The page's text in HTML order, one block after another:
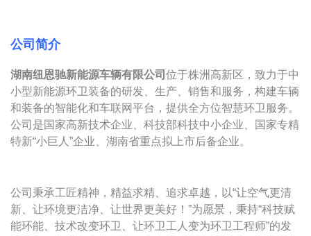
公司简介
湖南纽恩驰新能源车辆有限公司 位于株洲高新区，致力于中
小型新能源环卫装备的研发、生产、销售和服务，构建车辆
和装备的智能化和车联网平台，提供全方位智慧环卫服务。
公司是国家高新技术企业、科技部科技中小企业、国家专精
特新“小巨人”企业、湖南省重点拟上市后备企业。
公司秉承工匠精神，精益求精、追求卓越，以“让空气更清
新、让环境更洁净、让世界更美好！”为愿景，秉持“科技赋
能环能、技术改变环卫、让环卫工人变为环卫工程师”的发